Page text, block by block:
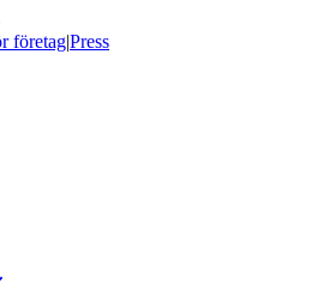
företag|Press